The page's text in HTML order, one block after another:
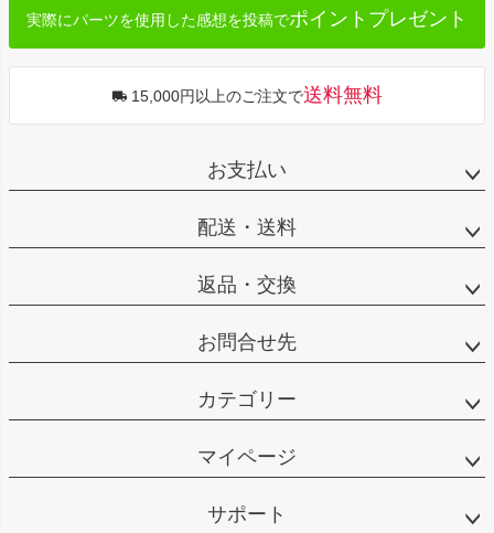
実際にパーツを使用した感想を投稿でポイントプレゼント
15,000円以上のご注文で送料無料
お支払い
配送・送料
返品・交換
お問合せ先
カテゴリー
マイページ
サポート